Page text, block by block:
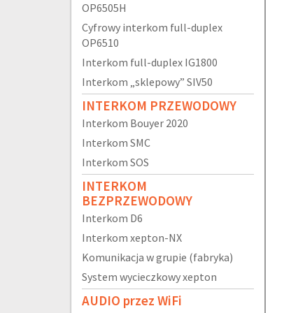
OP6505H
Cyfrowy interkom full-duplex
OP6510
Interkom full-duplex IG1800
Interkom „sklepowy” SIV50
INTERKOM PRZEWODOWY
Interkom Bouyer 2020
Interkom SMC
Interkom SOS
INTERKOM
BEZPRZEWODOWY
Interkom D6
Interkom xepton-NX
Komunikacja w grupie (fabryka)
System wycieczkowy xepton
AUDIO przez WiFi